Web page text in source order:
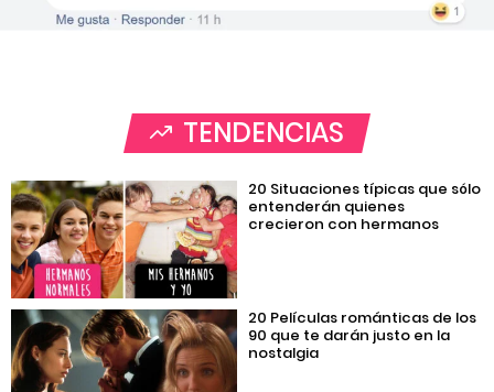
TENDENCIAS
20 Situaciones típicas que sólo
entenderán quienes
crecieron con hermanos
20 Películas románticas de los
90 que te darán justo en la
nostalgia